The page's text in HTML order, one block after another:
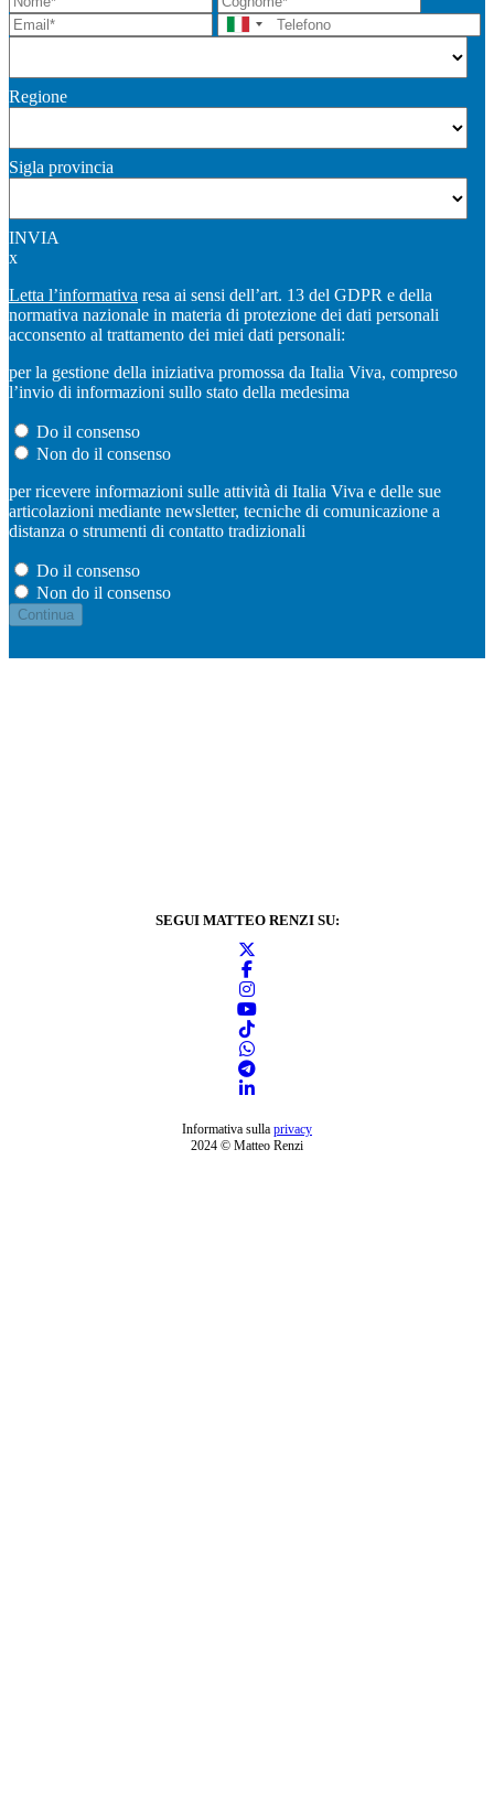
Regione
Sigla provincia
INVIA
x
Letta l’informativa resa ai sensi dell’art. 13 del GDPR e della
normativa nazionale in materia di protezione dei dati personali
acconsento al trattamento dei miei dati personali:
per la gestione della iniziativa promossa da Italia Viva, compreso
l’invio di informazioni sullo stato della medesima
Do il consenso
Non do il consenso
per ricevere informazioni sulle attività di Italia Viva e delle sue
articolazioni mediante newsletter, tecniche di comunicazione a
distanza o strumenti di contatto tradizionali
Do il consenso
Non do il consenso
SEGUI MATTEO RENZI SU:
Informativa sulla privacy
2024 © Matteo Renzi